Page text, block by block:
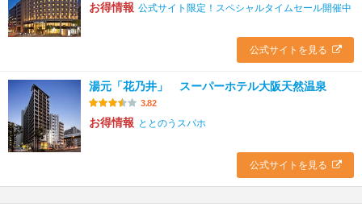
お得情報 公式サイト限定！スペシャルタイムセール開催中
公式サイトを見る
湯元「花乃井」 スーパーホテル大阪天然温泉
3.82
お得情報 ととのうスパホ
公式サイトを見る